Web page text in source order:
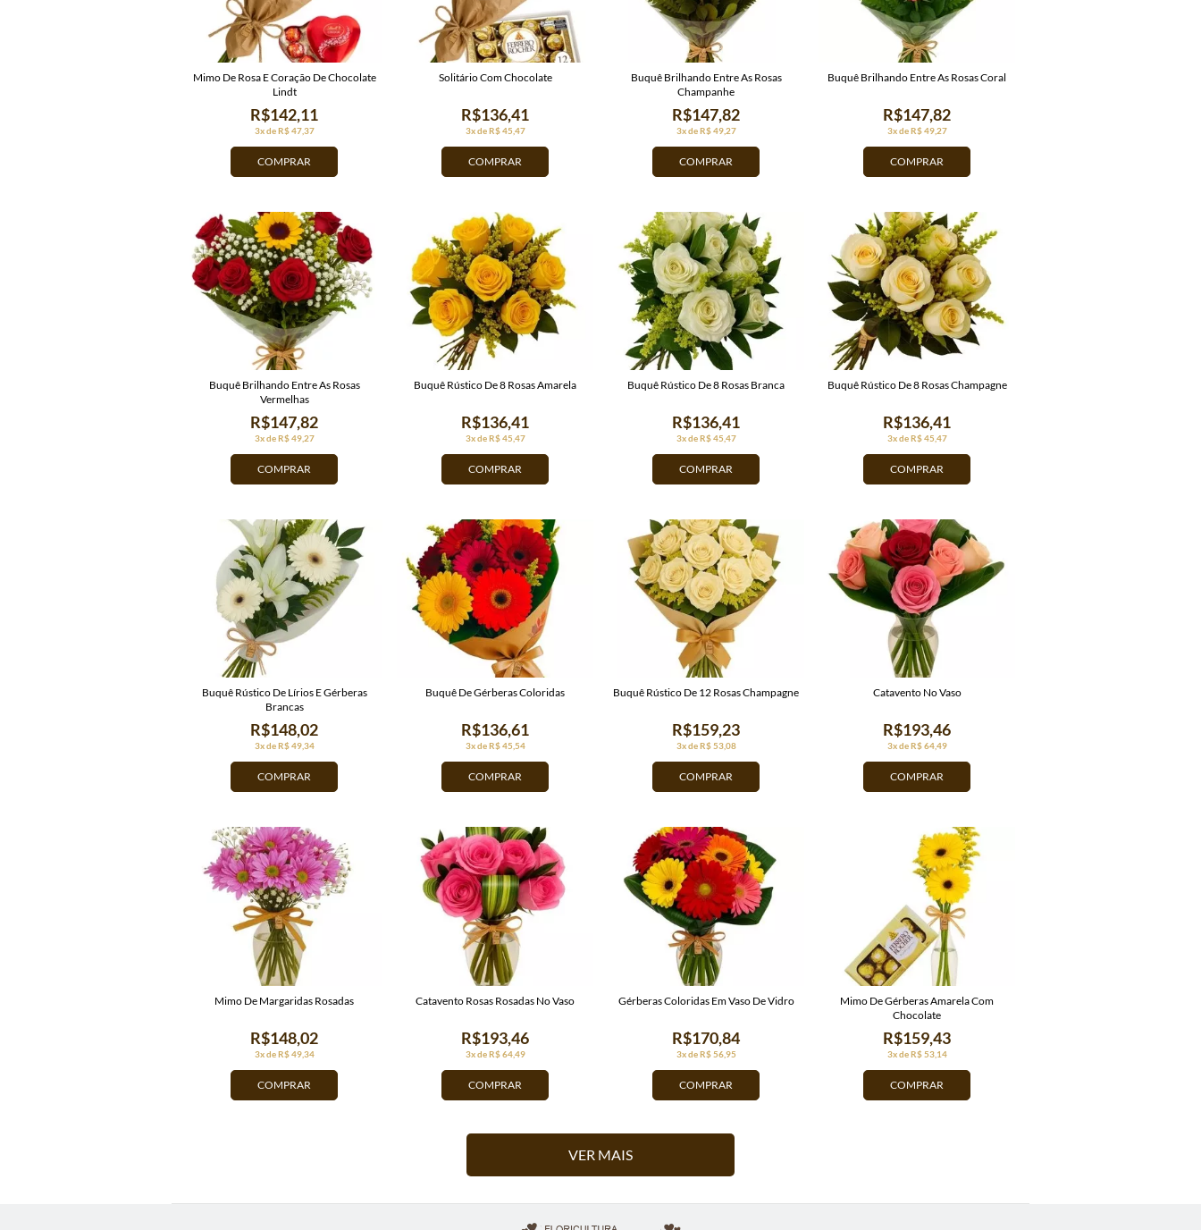
COMPRAR
3x de R$ 47,37
R$142,11
Mimo De Rosa E Coração De Chocolate
Lindt
COMPRAR
3x de R$ 45,47
R$136,41
Solitário Com Chocolate
COMPRAR
3x de R$ 49,27
R$147,82
Buquê Brilhando Entre As Rosas
Champanhe
COMPRAR
3x de R$ 49,27
R$147,82
Buquê Brilhando Entre As Rosas Coral
COMPRAR
3x de R$ 49,27
R$147,82
Buquê Brilhando Entre As Rosas
Vermelhas
COMPRAR
3x de R$ 45,47
R$136,41
Buquê Rústico De 8 Rosas Amarela
COMPRAR
3x de R$ 45,47
R$136,41
Buquê Rústico De 8 Rosas Branca
COMPRAR
3x de R$ 45,47
R$136,41
Buquê Rústico De 8 Rosas Champagne
COMPRAR
3x de R$ 49,34
R$148,02
Buquê Rústico De Lírios E Gérberas
Brancas
COMPRAR
3x de R$ 45,54
R$136,61
Buquê De Gérberas Coloridas
COMPRAR
3x de R$ 53,08
R$159,23
Buquê Rústico De 12 Rosas Champagne
COMPRAR
3x de R$ 64,49
R$193,46
Catavento No Vaso
COMPRAR
3x de R$ 49,34
R$148,02
Mimo De Margaridas Rosadas
COMPRAR
3x de R$ 64,49
R$193,46
Catavento Rosas Rosadas No Vaso
COMPRAR
3x de R$ 56,95
R$170,84
Gérberas Coloridas Em Vaso De Vidro
COMPRAR
3x de R$ 53,14
R$159,43
Mimo De Gérberas Amarela Com
Chocolate
VER MAIS